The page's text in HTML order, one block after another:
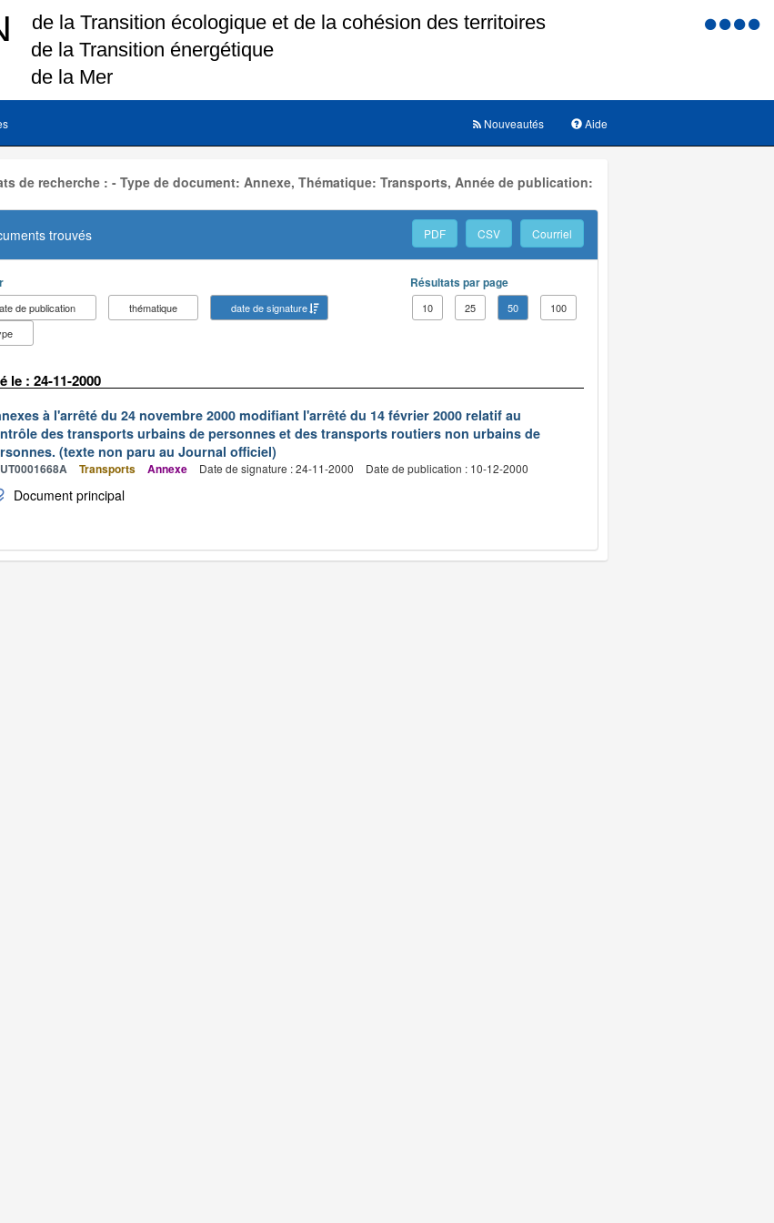
Menu
Aide
Nouveautés
de recherche : - Type de document: Annexe, Thématique: Transports, Année de publication:
trouvés PDF CSV Courriel
de publication thématique
date de signature
Résultats par page
10 25 50 100
le : 24-11-2000
à l'arrêté du 24 novembre 2000 modifiant l'arrêté du 14 février 2000 relatif au
des transports urbains de personnes et des transports routiers non urbains de
(texte non paru au Journal officiel)
Transports Annexe Date de signature : 24-11-2000 Date de publication : 10-12-2000
Document principal